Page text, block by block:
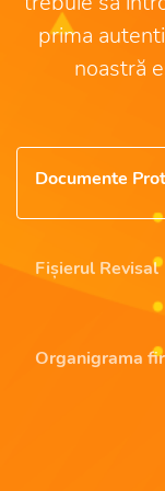
prima
noastră
Documente
Fișierul Revisal
Organigrama